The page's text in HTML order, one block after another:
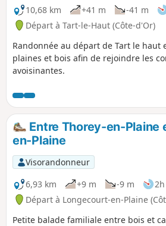
10,68 km
+41 m -41 m
Départ à Tart-le-Haut (Côte-d'Or)
Randonnée au départ de Tart le haut
plaines et bois afin de rejoindre les
avoisinantes.
Entre Thorey-en-Plaine
en-Plaine
Visorandonneur
6,93 km
+9 m -9 m 2h
Départ à Longecourt-en-Plaine
Petite balade familiale entre bois et